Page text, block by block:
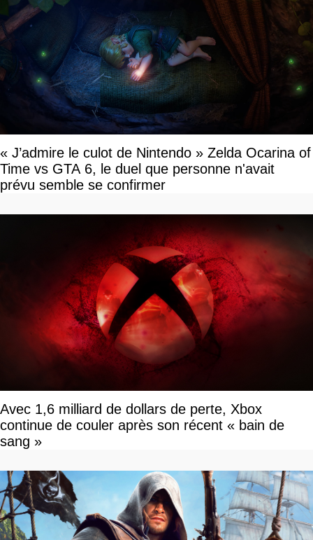
« J’admire le culot de Nintendo » Zelda Ocarina of
Time vs GTA 6, le duel que personne n'avait
prévu semble se confirmer
Avec 1,6 milliard de dollars de perte, Xbox
continue de couler après son récent « bain de
sang »